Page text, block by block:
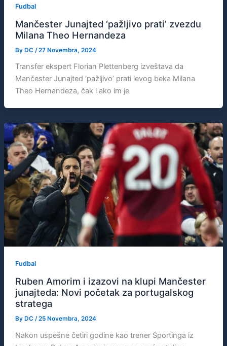
Fudbal
Mančester Junajted ‘pažljivo prati’ zvezdu
Milana Theo Hernandeza
By DC /27 Novembra, 2024
Transfer ekspert Florian Plettenberg izveštava da
Mančester Junajted ‘pažljivo’ prati levog beka Milana
Theo Hernandeza, čak i ako im je
Fudbal
Ruben Amorim i izazovi na klupi Mančester
junajteda: Novi početak za portugalskog
stratega
By DC /25 Novembra, 2024
Nakon uspešne četiri godine kao trener Sportinga iz